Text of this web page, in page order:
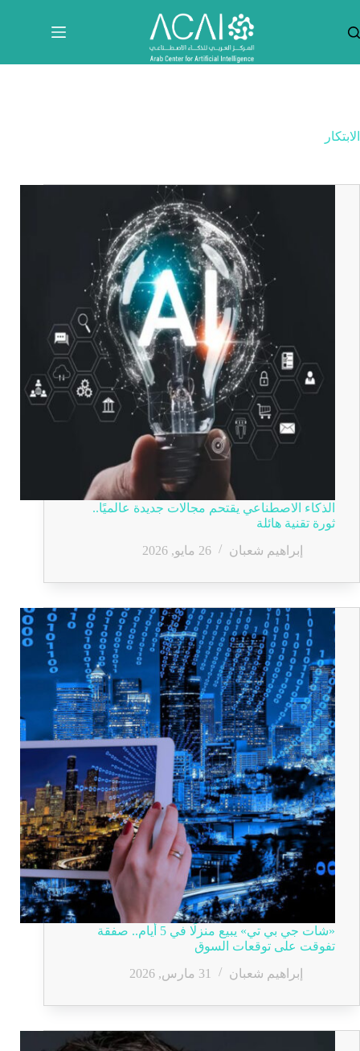
المحتوى
الابتكار
الذكاء الاصطناعي يقتحم مجالات جديدة عالميًا..
ثورة تقنية هائلة
إبراهيم شعبان
26 مايو, 2026
«شات جي بي تي» يبيع منزلًا في 5 أيام.. صفقة
تفوقت على توقعات السوق
إبراهيم شعبان
31 مارس, 2026